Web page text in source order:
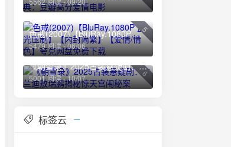
5
色戒(2007)【BluRay.1080P 蓝光压制】【内封简繁】【爱情/情色】夸克网盘免费下载
5479 阅读 - 06/06
6
《朝雪录》2025古装悬疑剧：李兰迪敖瑞鹏揭秘惊天宫闱秘案
5001 阅读 - 10/07
标签云